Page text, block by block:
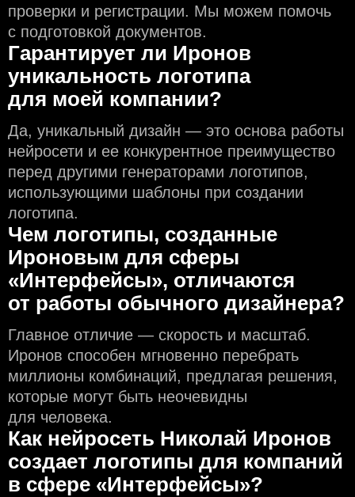
проверки и регистрации. Мы можем помочь
с подготовкой документов.
Гарантирует ли Иронов
уникальность логотипа
для моей компании?
Да, уникальный дизайн — это основа работы
нейросети и еe конкурентное преимущество
перед другими генераторами логотипов,
использующими шаблоны при создании
логотипа.
Чем логотипы, созданные
Ироновым для сферы
«Интерфейсы», отличаются
от работы обычного дизайнера?
Главное отличие — скорость и масштаб.
Иронов способен мгновенно перебрать
миллионы комбинаций, предлагая решения,
которые могут быть неочевидны
для человека.
Как нейросеть Николай Иронов
создаeт логотипы для компаний
в сфере «Интерфейсы»?